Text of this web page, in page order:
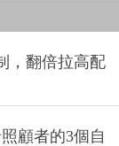
，翻倍拉高配
顧者的3個自